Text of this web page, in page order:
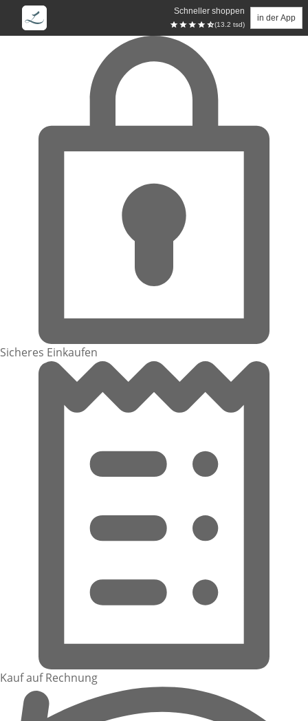
Schneller shoppen
(13.2 tsd)
in der App
Zum Hauptinhalt springen
Sicheres Einkaufen
Kauf auf Rechnung